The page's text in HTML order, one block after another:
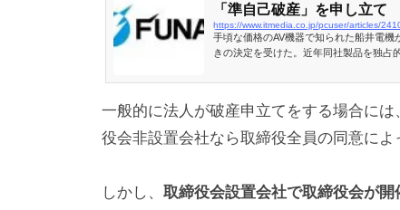
「準自己破産」を申し立て
https://www.itmedia.co.jp/pcuser/articles/
手頃な価格のAV機器で知られた船井電
きの決定を受けた。近年同社製品を独占
る。
一般的に法人が破産申立てをする場合に
役会非設置会社なら取締役全員の同意によ
しかし、 取締役会設置会社で取締役会が